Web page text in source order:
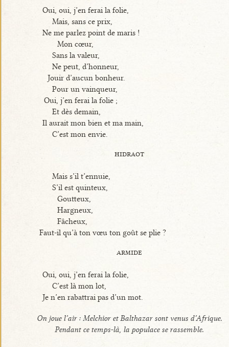
Oui, oui, j’en ferai la folie,
Mais, sans ce prix,
Ne me parlez point de maris !
Mon cœur,
Sans la valeur,
Ne peut, d’honneur,
Jouir d’aucun bonheur.
Pour un vainqueur,
Oui, j’en ferai la folie ;
Et dès demain,
Il aurait mon bien et ma main,
C’est mon envie.
hidraot
Mais s’il t’ennuie,
S’il est quinteux,
Goutteux,
Hargneux,
Fâcheux,
Faut-il qu’à ton vœu ton goût se plie ?
armide
Oui, oui, j’en ferai la folie,
C’est là mon lot,
Je n’en rabattrai pas d’un mot.
On joue l’air : Melchior et Balthazar sont venus d’Afrique.
Pendant ce temps-là, la populace se rassemble.